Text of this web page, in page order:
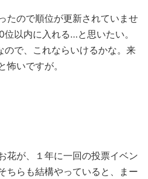
たので順位が更新されていませ
以内に入れる…と思いたい。
で、これならいけるかな。来
怖いですが。
花が、１年に一回の投票イベン
ちらも結構やっていると、まー